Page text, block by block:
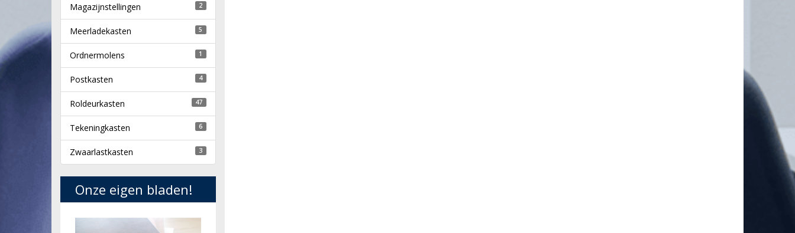
Magazijnstellingen 2
Meerladekasten 5
Ordnermolens 1
Postkasten 4
Roldeurkasten 47
Tekeningkasten 6
Zwaarlastkasten 3
Onze eigen bladen!